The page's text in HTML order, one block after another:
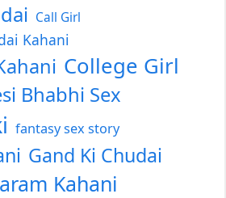
Call Girl
Kahani
College Girl
Bhabhi Sex
fantasy sex story
Gand Ki Chudai
Kahani